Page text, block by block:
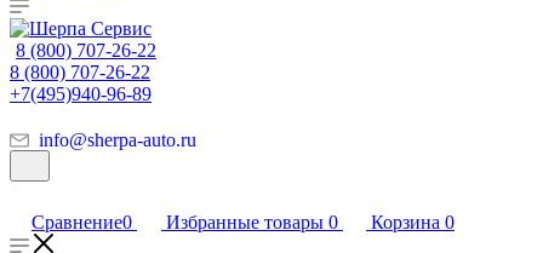
8 (800) 707-26-22
8 (800) 707-26-22
+7(495)940-96-89
info@sherpa-auto.ru
Сравнение0 Избранные товары 0 Корзина 0